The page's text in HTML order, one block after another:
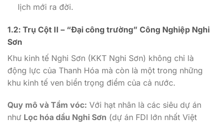
lịch mới ra đời.
1.2: Trụ Cột II – “Đại công trường” Công Nghiệp Nghi
Sơn
Khu kinh tế Nghi Sơn (KKT Nghi Sơn) không chỉ là
động lực của Thanh Hóa mà còn là một trong những
khu kinh tế ven biển trọng điểm của cả nước.
Quy mô và Tầm vóc: Với hạt nhân là các siêu dự án
như Lọc hóa dầu Nghi Sơn (dự án FDI lớn nhất Việt